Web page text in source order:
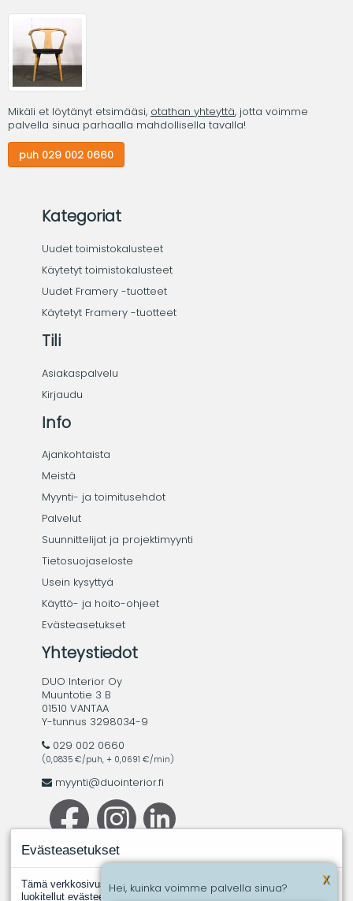
Mikäli et löytänyt etsimääsi, otathan yhteyttä, jotta voimme
palvella sinua parhaalla mahdollisella tavalla!
puh 029 002 0660
Kategoriat
Uudet toimistokalusteet
Käytetyt toimistokalusteet
Uudet Framery -tuotteet
Käytetyt Framery -tuotteet
Tili
Asiakaspalvelu
Kirjaudu
Info
Ajankohtaista
Meistä
Myynti- ja toimitusehdot
Palvelut
Suunnittelijat ja projektimyynti
Tietosuojaseloste
Usein kysyttyä
Käyttö- ja hoito-ohjeet
Evästeasetukset
Yhteystiedot
DUO Interior Oy
Muuntotie 3 B
01510 VANTAA
Y-tunnus 3298034-9
029 002 0660
(0,0835 €/puh, + 0,0691 €/min)
myynti@duointerior.fi
X
Hei, kuinka voimme palvella sinua?
Evästeasetukset
Tämä verkkosivusto käyttää evästeitä. Evästeistä välttämättömiksi
luokitellut evästeet tallennetaan selaimeesi, koska ne ovat